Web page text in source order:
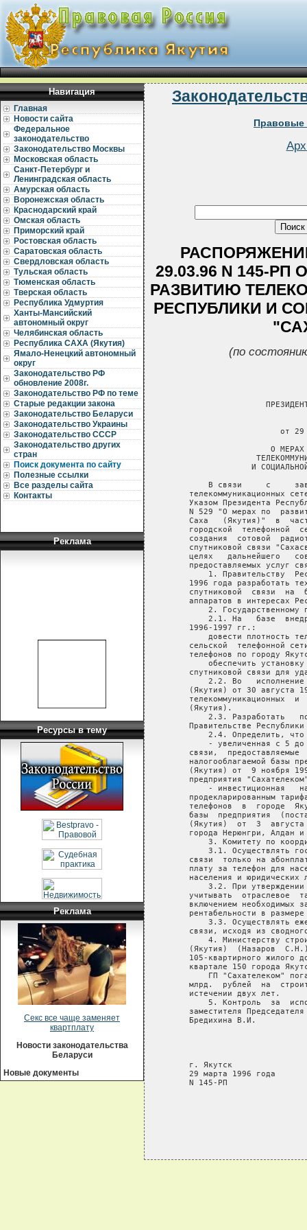
Навигация
Главная
Новости сайта
Федеральное
законодательство
Законодательство Москвы
Московская область
Санкт-Петербург и
Ленинградская область
Амурская область
Воронежская область
Краснодарский край
Омская область
Приморский край
Ростовская область
Саратовская область
Свердловская область
Тульская область
Тюменская область
Тверская область
Республика Удмуртия
Ханты-Мансийский
автономный округ
Челябинская область
Республика САХА (Якутия)
Ямало-Ненецкий автономный
округ
Законодательство РФ
обновление 2008г.
Законодательство РФ по теме
Старые редакции закона
Законодательство Беларуси
Законодательство Украины
Законодательство СССР
Законодательство других
стран
Поиск документа по сайту
Полезные ссылки
Все разделы сайта
Контакты
Реклама
Ресурсы в тему
Реклама
Секс все чаще заменяет
квартплату
Новости законодательства
Беларуси
Новые документы
Правовые
29.03.96 N 145-
РАЗВИТИЮ
РЕСПУБЛИКИ И
(по
от
О
И
В связи     с
телекоммуникационных
Указом Президента
N 529 "О мерах по
Саха   (Якутия)"  в
городской  телефонной
создания  сотовой
спутниковой связи
целях   дальнейшего
предоставляемых услуг
1. Правительству
1996 года разработать
спутниковой  связи  на
аппаратов в интересах
2. Государственному
2.1. На   базе
   1996-1997 гг.:
довести плотность
сельской  телефонной
телефонов по городу
обеспечить
спутниковой связи для
2.2. Во
(Якутия) от 30 августа
телекоммуникационных  и
   (Якутия).
2.3. Разработать
Правительстве
2.4. Определить,
- увеличенная с 5
связи,  предоставляемые
налогооблагаемой базы
(Якутия) от  9 ноября
предприятия
- инвестиционная
продекларированным
телефонов  в  городе
базы  предприятия
(Якутия)  от  3
города Нерюнгри, Алдан и
3. Комитету по
3.1. Осуществлять
связи  только на
плату за телефон для
населения и юридических
3.2. При
учитывать  отраслевое
включением необходимых
рентабельности в
3.3. Осуществлять
связи, исходя из
4. Министерству
(Якутия)  (Назаров
105-квартирного жилого
квартале 150 города
ГП "Сахателеком"
млрд.  рублей  на
   истечении двух лет.
5. Контроль  за
заместителя
   Бредихина В.И.
   г. Якутск
   29 марта 1996 года
   N 145-РП